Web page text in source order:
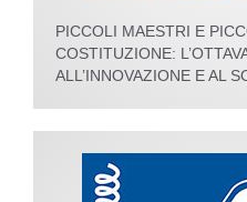
PICCOLI MAESTRI E
COSTITUZIONE:
ALL’INNOVAZIONE E AL